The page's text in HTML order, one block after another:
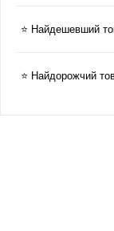
⭐ Найдешевший
⭐ Найдорожчий